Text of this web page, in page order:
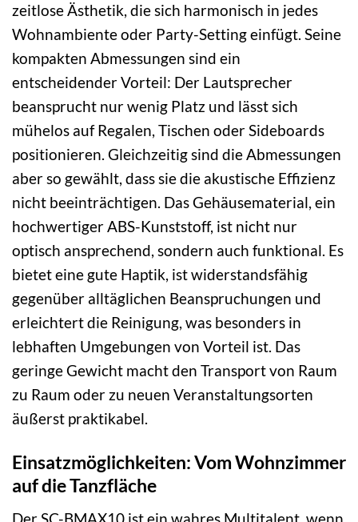
zeitlose Ästhetik, die sich harmonisch in jedes
Wohnambiente oder Party-Setting einfügt. Seine
kompakten Abmessungen sind ein
entscheidender Vorteil: Der Lautsprecher
beansprucht nur wenig Platz und lässt sich
mühelos auf Regalen, Tischen oder Sideboards
positionieren. Gleichzeitig sind die Abmessungen
aber so gewählt, dass sie die akustische Effizienz
nicht beeinträchtigen. Das Gehäusematerial, ein
hochwertiger ABS-Kunststoff, ist nicht nur
optisch ansprechend, sondern auch funktional. Es
bietet eine gute Haptik, ist widerstandsfähig
gegenüber alltäglichen Beanspruchungen und
erleichtert die Reinigung, was besonders in
lebhaften Umgebungen von Vorteil ist. Das
geringe Gewicht macht den Transport von Raum
zu Raum oder zu neuen Veranstaltungsorten
äußerst praktikabel.
Einsatzmöglichkeiten: Vom Wohnzimmer
auf die Tanzfläche
Der SC-BMAX10 ist ein wahres Multitalent, wenn